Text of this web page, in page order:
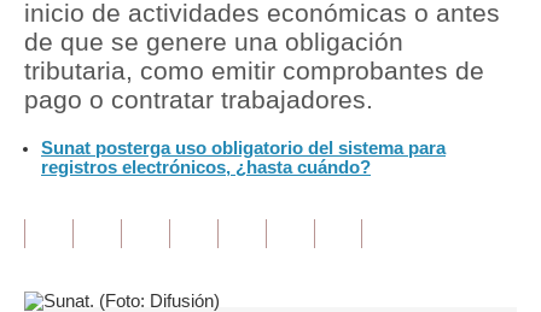
Política
Tu Dinero
Finanzas Personales
Inmobiliarias
Opinión
Editorial
inicio de actividades económicas o antes
de que se genere una obligación
tributaria, como emitir comprobantes de
pago o contratar trabajadores.
Sunat posterga uso obligatorio del sistema para
registros electrónicos, ¿hasta cuándo?